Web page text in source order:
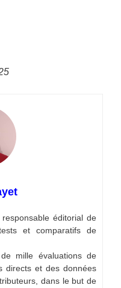
éditorial de
et comparatifs de
mille évaluations de
directs et des données
dans le but de